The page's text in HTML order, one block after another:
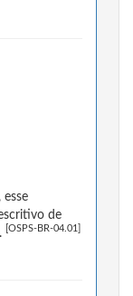
de
[OSPS-BR-04.01]